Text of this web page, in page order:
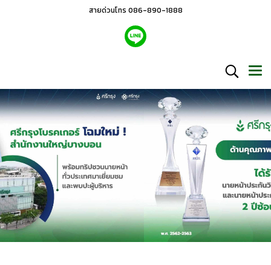
สายด่วนโทร 086-890-1888